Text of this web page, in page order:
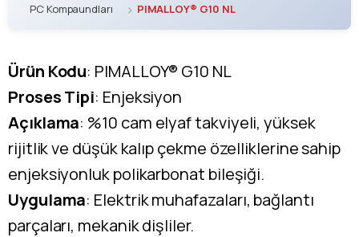
PC Kompaundları
PIMALLOY® G10 NL
Ürün Kodu: PIMALLOY® G10 NL
Proses Tipi: Enjeksiyon
Açıklama: %10 cam elyaf takviyeli, yüksek
rijitlik ve düşük kalıp çekme özelliklerine sahip
enjeksiyonluk polikarbonat bileşiği.
Uygulama: Elektrik muhafazaları, bağlantı
parçaları, mekanik dişliler.